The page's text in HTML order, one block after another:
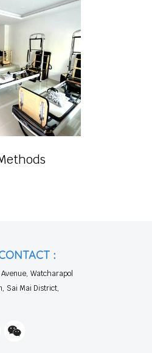
:
Watcharapol
Sai Mai District,